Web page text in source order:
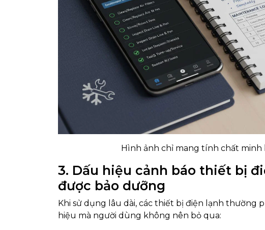
Hình ảnh chỉ mang tính chất minh
3. Dấu hiệu cảnh báo thiết bị
được bảo dưỡng
Khi sử dụng lâu dài, các thiết bị điện lạnh thường
hiệu mà người dùng không nên bỏ qua: